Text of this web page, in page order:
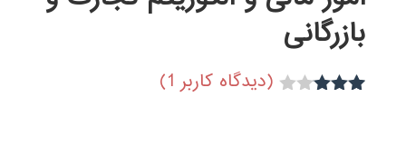
بازرگانی
(دیدگاه کاربر 1
)